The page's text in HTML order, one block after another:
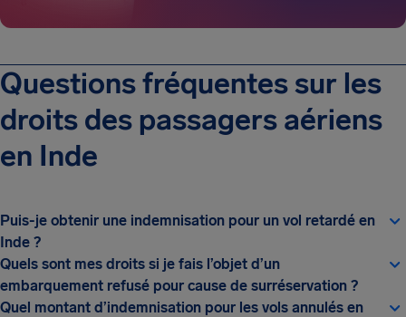
Questions fréquentes sur les
droits des passagers aériens
en Inde
Puis-je obtenir une indemnisation pour un vol retardé en
Inde ?
Quels sont mes droits si je fais l’objet d’un
embarquement refusé pour cause de surréservation ?
Quel montant d’indemnisation pour les vols annulés en